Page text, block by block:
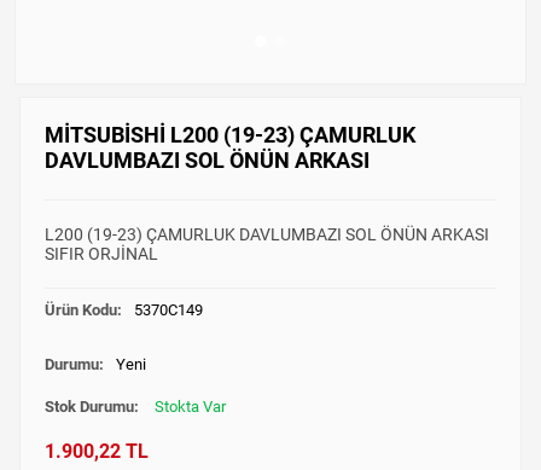
MİTSUBİSHİ L200 (19-23) ÇAMURLUK
DAVLUMBAZI SOL ÖNÜN ARKASI
L200 (19-23) ÇAMURLUK DAVLUMBAZI SOL ÖNÜN ARKASI
SIFIR ORJİNAL
Ürün Kodu: 5370C149
Durumu: Yeni
Stok Durumu: Stokta Var
1.900,22 TL